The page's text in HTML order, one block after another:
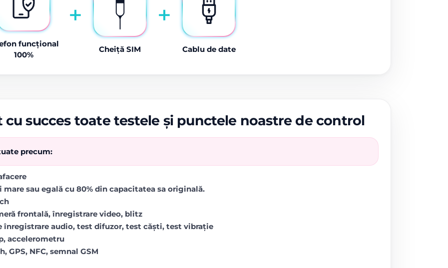
funcțional
100%
+
Cheiță SIM
+
Cablu de date
cu succes toate testele și punctele noastre de control
precum:
sau egală cu 80% din capacitatea sa originală.
frontală, înregistrare video, blitz
înregistrare audio, test difuzor, test căști, test vibrație
accelerometru
GPS, NFC, semnal GSM